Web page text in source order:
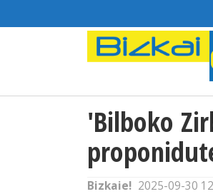
'Bilboko
Bizkaie! 2025-09-30